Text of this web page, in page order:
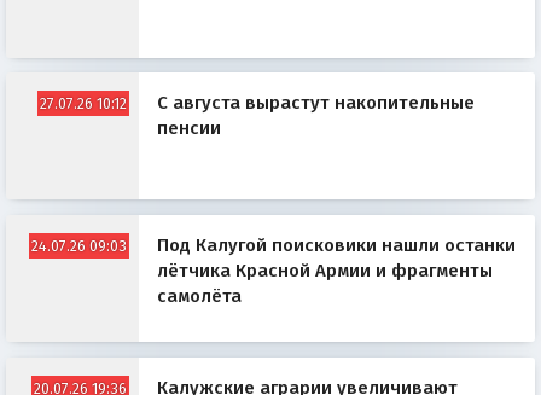
27.07.26 10:12
С августа вырастут накопительные
пенсии
24.07.26 09:03
Под Калугой поисковики нашли останки
лётчика Красной Армии и фрагменты
самолёта
20.07.26 19:36
Калужские аграрии увеличивают